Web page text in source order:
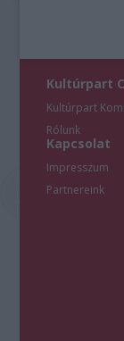
Kultúrpart
Kultúrpart
Rólunk
Kapcsolat
Impresszum
Partnereink